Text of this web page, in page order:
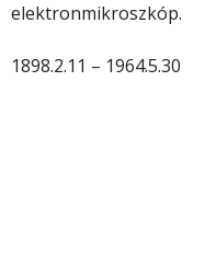
elektronmikroszkóp.
1898.2.11 – 1964.5.30